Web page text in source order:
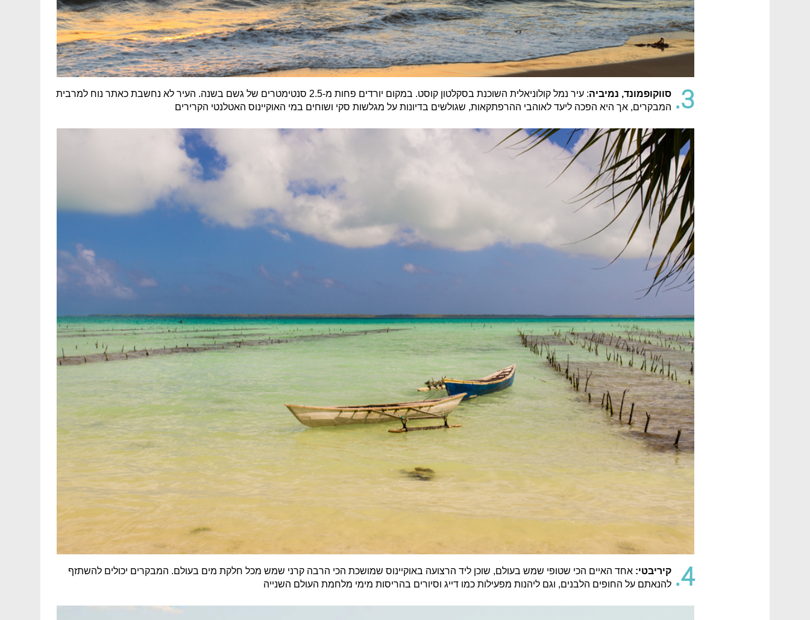
3. סווקופמונד, נמיביה
: עיר נמל קולוניאלית השוכנת בסקלטון קוסט. במקום יורדים פחות מ-2.5 סנטימטרים של גשם בשנה. העיר לא נחשבת כאתר נוח למרבית
המבקרים, אך היא הפכה ליעד לאוהבי ההרפתקאות, שגולשים בדיונות על מגלשות סקי ושוחים במי האוקיינוס האטלנטי הקרירים
4. קיריבטי: אחד האיים הכי שטופי שמש בעולם, שוכן ליד הרצועה באוקיינוס שמושכת הכי הרבה קרני שמש מכל חלקת מים בעולם. המבקרים יכולים להשתזף
להנאתם על החופים הלבנים, וגם ליהנות מפעילות כמו דייג וסיורים בהריסות מימי מלחמת העולם השנייה